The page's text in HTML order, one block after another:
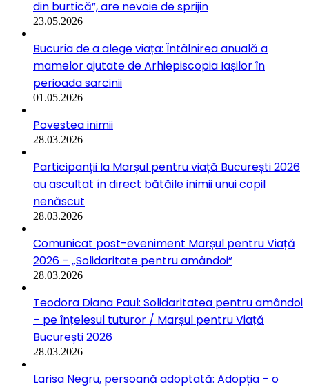
din burtică”, are nevoie de sprijin
23.05.2026
Bucuria de a alege viața: Întâlnirea anuală a
mamelor ajutate de Arhiepiscopia Iașilor în
perioada sarcinii
01.05.2026
Povestea inimii
28.03.2026
Participanții la Marșul pentru viață București 2026
au ascultat în direct bătăile inimii unui copil
nenăscut
28.03.2026
Comunicat post-eveniment Marșul pentru Viață
2026 – „Solidaritate pentru amândoi”
28.03.2026
Teodora Diana Paul: Solidaritatea pentru amândoi
– pe înțelesul tuturor / Marșul pentru Viață
București 2026
28.03.2026
Larisa Negru, persoană adoptată: Adopția – o